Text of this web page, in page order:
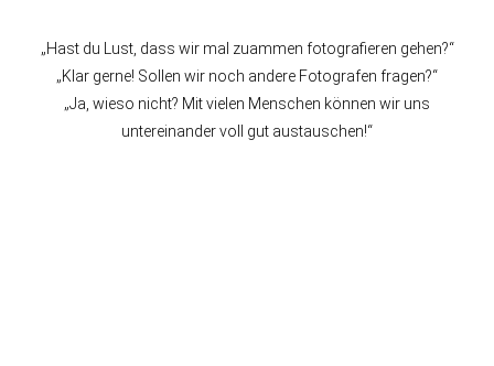
„Hast du Lust, dass wir mal zuammen fotografieren gehen?“
„Klar gerne! Sollen wir noch andere Fotografen fragen?“
„Ja, wieso nicht? Mit vielen Menschen können wir uns
untereinander voll gut austauschen!“